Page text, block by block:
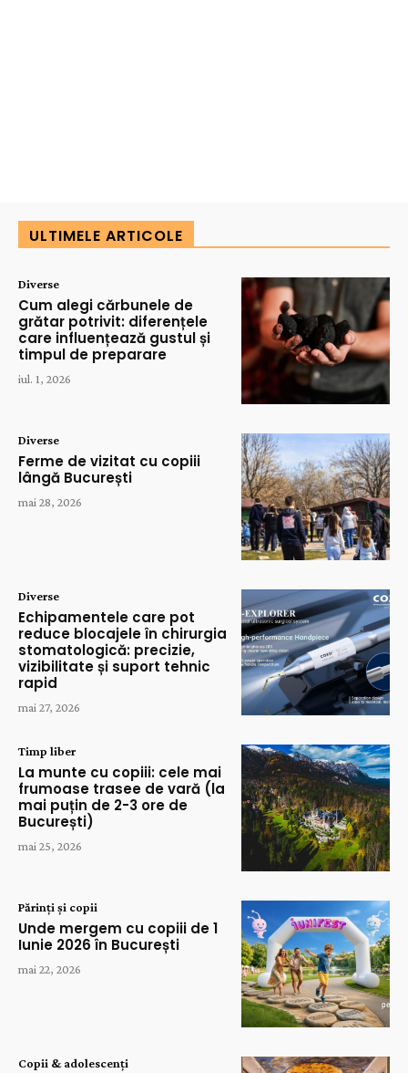
ULTIMELE ARTICOLE
Diverse
Cum alegi cărbunele de
grătar potrivit: diferențele
care influențează gustul și
timpul de preparare
iul. 1, 2026
Diverse
Ferme de vizitat cu copiii
lângă București
mai 28, 2026
Diverse
Echipamentele care pot
reduce blocajele în chirurgia
stomatologică: precizie,
vizibilitate și suport tehnic
rapid
mai 27, 2026
Timp liber
La munte cu copiii: cele mai
frumoase trasee de vară (la
mai puțin de 2-3 ore de
București)
mai 25, 2026
Părinți și copii
Unde mergem cu copiii de 1
Iunie 2026 în București
mai 22, 2026
Copii & adolescenți